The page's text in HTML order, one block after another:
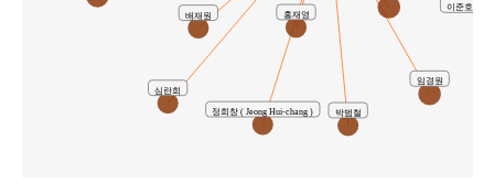
박범철
배재원
심란희
이준호 (
임경원
정희창 ( Jeong Hui-chang )
홍재영